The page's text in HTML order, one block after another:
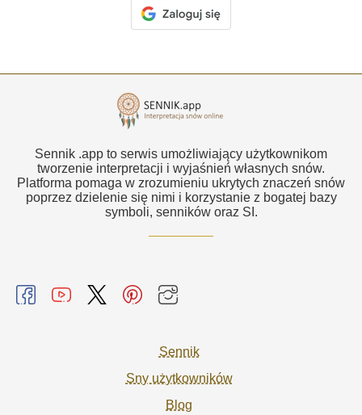
Sennik .app to serwis umożliwiający użytkownikom
tworzenie interpretacji i wyjaśnień własnych snów.
Platforma pomaga w zrozumieniu ukrytych znaczeń snów
poprzez dzielenie się nimi i korzystanie z bogatej bazy
symboli, senników oraz SI.
Sennik
Sny użytkowników
Blog